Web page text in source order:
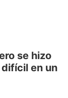
se hizo
en un